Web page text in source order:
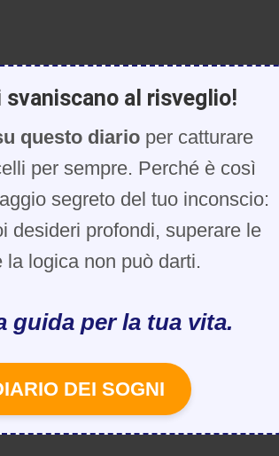
al risveglio!
questo diario per catturare
per sempre. Perché è così
segreto del tuo inconscio:
desideri profondi, superare le
logica non può darti.
guida per la tua vita.
DEI SOGNI